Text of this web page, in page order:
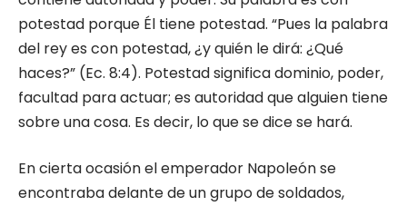
potestad porque Él tiene potestad. “Pues la palabra
del rey es con potestad, ¿y quién le dirá: ¿Qué
haces?” (Ec. 8:4). Potestad significa dominio, poder,
facultad para actuar; es autoridad que alguien tiene
sobre una cosa. Es decir, lo que se dice se hará.
En cierta ocasión el emperador Napoleón se
encontraba delante de un grupo de soldados,